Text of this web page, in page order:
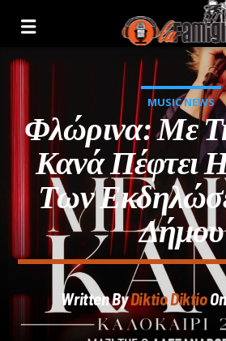
Current Track
MUSIC NEWS
Φλώρινα: Με
Κανά Πέφτει
Των
Δήμου
Written ByDiktio Diktio